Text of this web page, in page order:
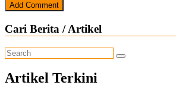
Cari Berita / Artikel
Artikel Terkini